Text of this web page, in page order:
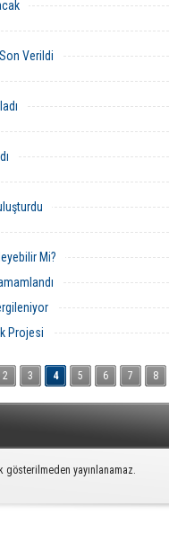
Son Verildi
Mi?
Projesi
2 3 4 5 6 7 8
gösterilmeden yayınlanamaz.